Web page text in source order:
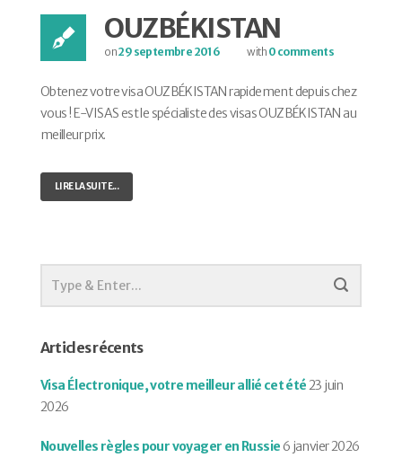
OUZBÉKISTAN
on29 septembre 2016 with 0 comments
Obtenez votre visa OUZBÉKISTAN rapidement depuis chez
vous ! E-VISAS est le spécialiste des visas OUZBÉKISTAN au
meilleur prix.
LIRE LA SUITE...
Articles récents
Visa Électronique, votre meilleur allié cet été23 juin
2026
Nouvelles règles pour voyager en Russie 6 janvier 2026